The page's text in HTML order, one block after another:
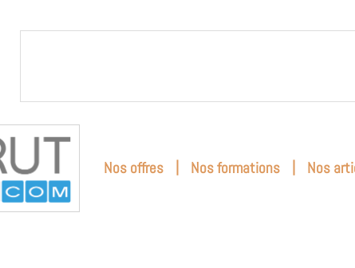
Nos offres | Nos formations | Nos